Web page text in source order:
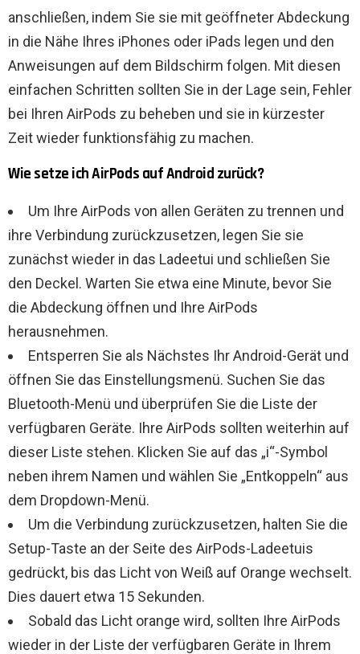
anschließen, indem Sie sie mit geöffneter Abdeckung
in die Nähe Ihres iPhones oder iPads legen und den
Anweisungen auf dem Bildschirm folgen. Mit diesen
einfachen Schritten sollten Sie in der Lage sein, Fehler
bei Ihren AirPods zu beheben und sie in kürzester
Zeit wieder funktionsfähig zu machen.
Wie setze ich AirPods auf Android zurück?
Um Ihre AirPods von allen Geräten zu trennen und
ihre Verbindung zurückzusetzen, legen Sie sie
zunächst wieder in das Ladeetui und schließen Sie
den Deckel. Warten Sie etwa eine Minute, bevor Sie
die Abdeckung öffnen und Ihre AirPods
herausnehmen.
Entsperren Sie als Nächstes Ihr Android-Gerät und
öffnen Sie das Einstellungsmenü. Suchen Sie das
Bluetooth-Menü und überprüfen Sie die Liste der
verfügbaren Geräte. Ihre AirPods sollten weiterhin auf
dieser Liste stehen. Klicken Sie auf das „i“-Symbol
neben ihrem Namen und wählen Sie „Entkoppeln“ aus
dem Dropdown-Menü.
Um die Verbindung zurückzusetzen, halten Sie die
Setup-Taste an der Seite des AirPods-Ladeetuis
gedrückt, bis das Licht von Weiß auf Orange wechselt.
Dies dauert etwa 15 Sekunden.
Sobald das Licht orange wird, sollten Ihre AirPods
wieder in der Liste der verfügbaren Geräte in Ihrem